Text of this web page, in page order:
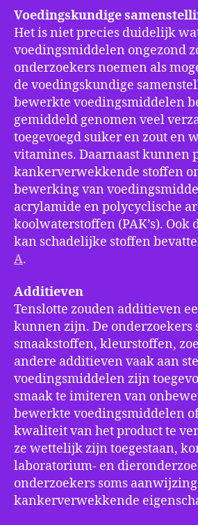
Voedingskundige
Het is niet precies duidelijk
voedingsmiddelen ongezond
onderzoekers noemen als
de voedingskundige
bewerkte voedingsmiddelen
gemiddeld genomen veel
toegevoegd suiker en zout en
vitamines. Daarnaast kunnen
kankerverwekkende stoffen
bewerking van
acrylamide en polycyclische
koolwaterstoffen (PAK’s). Ook
kan schadelijke stoffen
A.
Additieven
Tenslotte zouden additieven
kunnen zijn. De onderzoekers
smaakstoffen, kleurstoffen,
andere additieven vaak aan
voedingsmiddelen zijn
smaak te imiteren van
bewerkte voedingsmiddelen
kwaliteit van het product te
ze wettelijk zijn toegestaan,
laboratorium- en
onderzoekers soms
kankerverwekkende